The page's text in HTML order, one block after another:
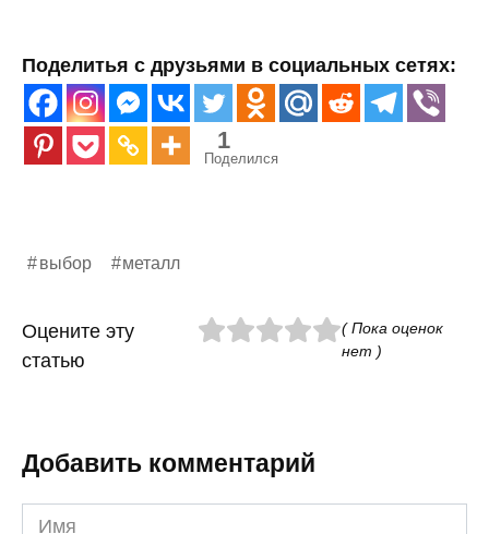
Поделитья с друзьями в социальных сетях:
1
Поделился
выбор металл
Оцените эту
статью
( Пока оценок
нет )
Добавить комментарий
Имя